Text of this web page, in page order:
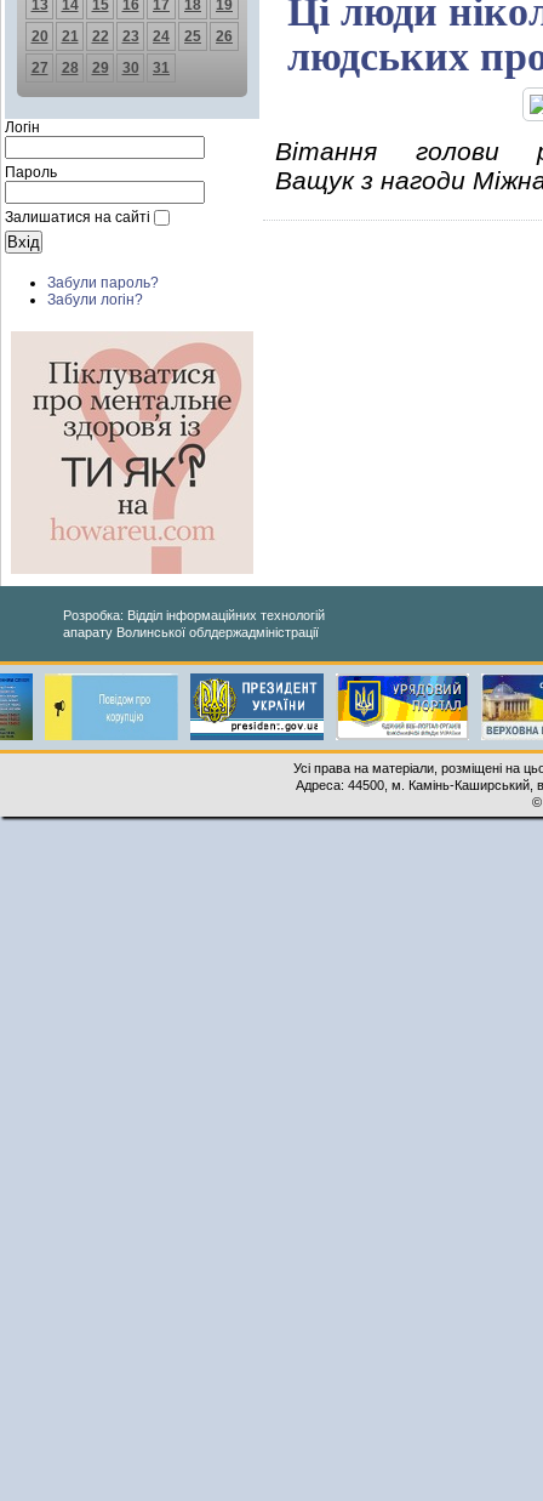
13
14 15 16 17 18
19
20
21 22 23 24 25
26
27
28 29 30 31
Логін
Пароль
Залишатися на сайті
Забули пароль?
Забули логін?
Ці люди
людських
Вітання голови
Ващук з нагоди
Розробка: Відділ інформаційних технологій
апарату Волинської облдержадміністрації
Усі права на матеріали, розміщені на
Адреса: 44500, м. Камінь-Каширський,
©